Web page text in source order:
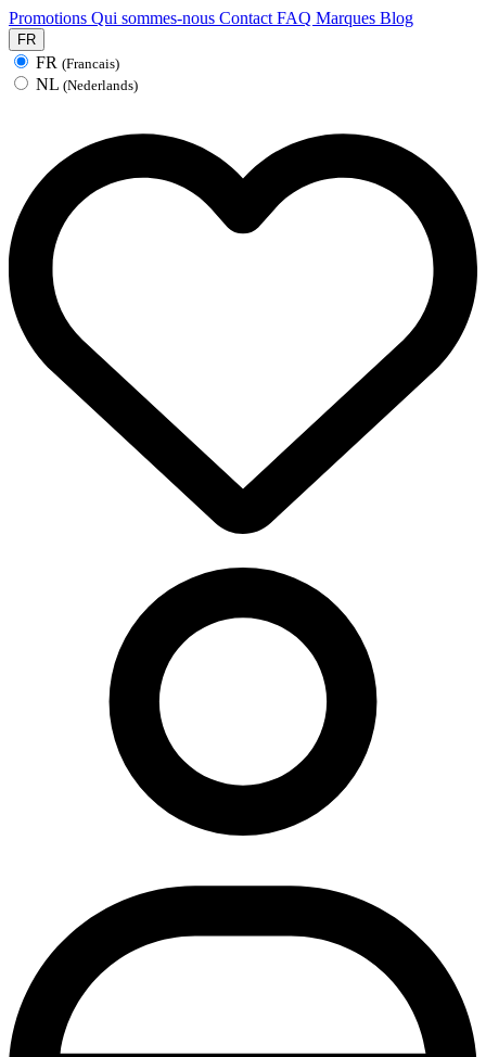
Promotions Qui sommes-nous Contact FAQ Marques Blog
FR
FR (Francais)
NL (Nederlands)